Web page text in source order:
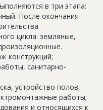
в три этапа:
После окончания
цикла: земляные,
конструкций;
санитарно-
устройство полов,
работы;
и относящихся к